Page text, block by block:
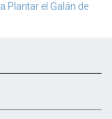
Plantar el Galán de